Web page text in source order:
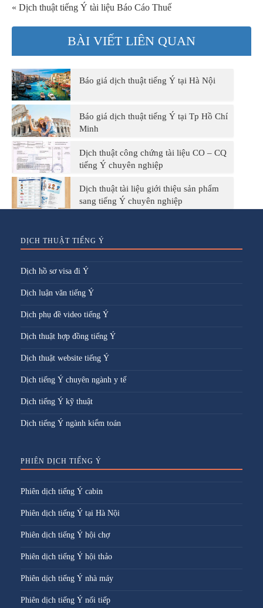
« Dịch thuật tiếng Ý tài liệu Báo Cáo Thuế
BÀI VIẾT LIÊN QUAN
Báo giá dịch thuật tiếng Ý tại Hà Nội
Báo giá dịch thuật tiếng Ý tại Tp Hồ Chí
Minh
Dịch thuật công chứng tài liệu CO – CQ
tiếng Ý chuyên nghiệp
Dịch thuật tài liệu giới thiệu sản phẩm
sang tiếng Ý chuyên nghiệp
DỊCH THUẬT TIẾNG Ý
Dịch hồ sơ visa đi Ý
Dịch luận văn tiếng Ý
Dịch phụ đề video tiếng Ý
Dịch thuật hợp đồng tiếng Ý
Dịch thuật website tiếng Ý
Dịch tiếng Ý chuyên ngành y tế
Dịch tiếng Ý kỹ thuật
Dịch tiếng Ý ngành kiểm toán
PHIÊN DỊCH TIẾNG Ý
Phiên dịch tiếng Ý cabin
Phiên dịch tiếng Ý tại Hà Nội
Phiên dịch tiếng Ý hội chợ
Phiên dịch tiếng Ý hội thảo
Phiên dịch tiếng Ý nhà máy
Phiên dịch tiếng Ý nối tiếp